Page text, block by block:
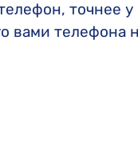
точнее
вами телефона